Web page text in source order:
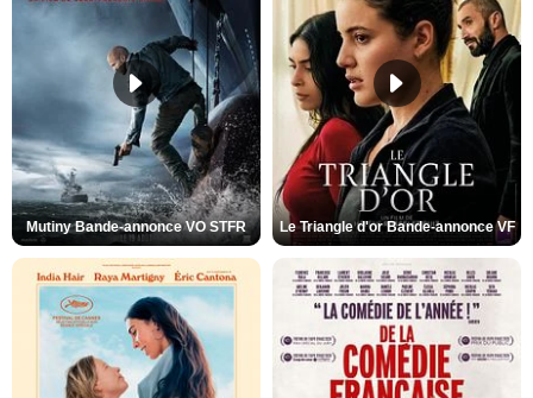
Mutiny Bande-annonce VO STFR Le Triangle d'or Bande-annonce VF